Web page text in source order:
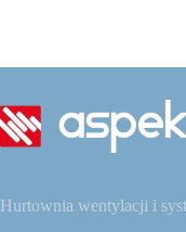
Hurtownia wentylacji i